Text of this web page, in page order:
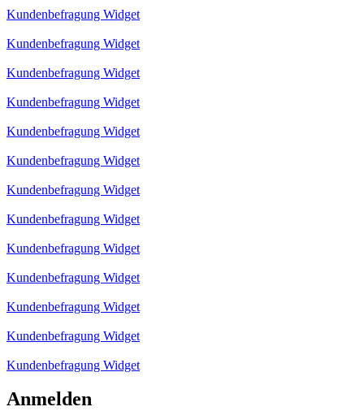
Kundenbefragung Widget
Kundenbefragung Widget
Kundenbefragung Widget
Kundenbefragung Widget
Kundenbefragung Widget
Kundenbefragung Widget
Kundenbefragung Widget
Kundenbefragung Widget
Kundenbefragung Widget
Kundenbefragung Widget
Kundenbefragung Widget
Kundenbefragung Widget
Kundenbefragung Widget
Anmelden